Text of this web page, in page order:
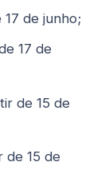
17 de junho;
17 de
de 15 de
de 15 de